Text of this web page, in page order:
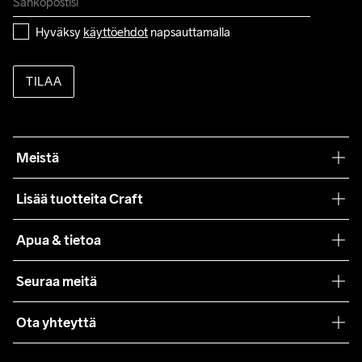
Hyväksy käyttöehdot napsauttamalla
TILAA
Meistä
Lisää tuotteita Craft
Yhteistyöt
Lehdistö
Apua & tietoa
Käyttöehdot
Asiakaspalvelu
Seuraa meitä
Ota yhteyttä